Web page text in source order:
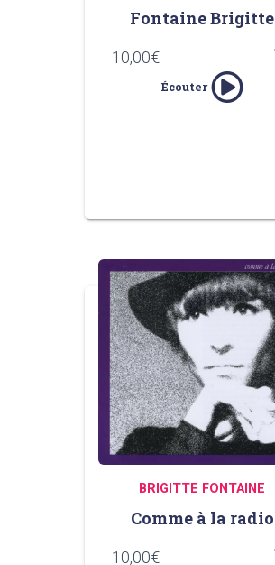
Fontaine Brigitte
10,00€
Écouter
BRIGITTE FONTAINE
Comme à la radio
10,00€